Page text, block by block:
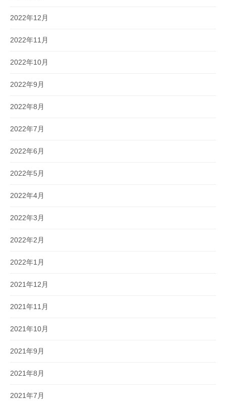
2022年12月
2022年11月
2022年10月
2022年9月
2022年8月
2022年7月
2022年6月
2022年5月
2022年4月
2022年3月
2022年2月
2022年1月
2021年12月
2021年11月
2021年10月
2021年9月
2021年8月
2021年7月